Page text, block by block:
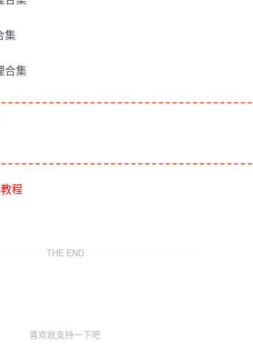
集
程
THE END
喜欢就支持一下吧